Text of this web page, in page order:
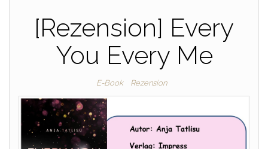
[Rezension] Every
You Every Me
E-Book Rezension